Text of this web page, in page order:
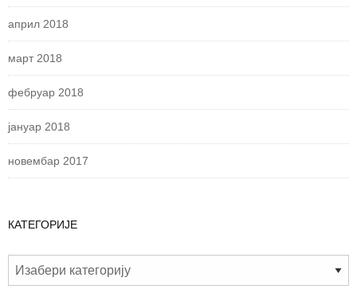
април 2018
март 2018
фебруар 2018
јануар 2018
новембар 2017
КАТЕГОРИЈЕ